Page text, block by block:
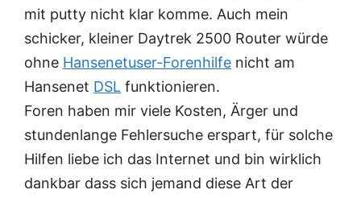
mit putty nicht klar komme. Auch mein
schicker, kleiner Daytrek 2500 Router würde
ohne Hansenetuser-Forenhilfe nicht am
Hansenet DSL funktionieren.
Foren haben mir viele Kosten, Ärger und
stundenlange Fehlersuche erspart, für solche
Hilfen liebe ich das Internet und bin wirklich
dankbar dass sich jemand diese Art der